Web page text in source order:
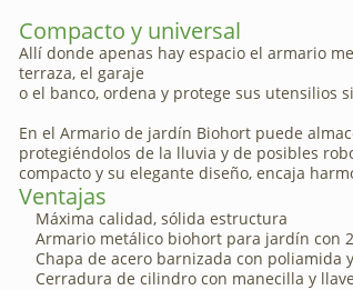
Compacto y universal
Allí donde apenas hay espacio el armario
terraza, el garaje
o el banco, ordena y protege sus utensilios
En el Armario de jardín Biohort puede
protegiéndolos de la lluvia y de posibles
compacto y su elegante diseño, encaja
Ventajas
Máxima calidad, sólida estructura
Armario metálico biohort para jardín con
Chapa de acero barnizada con poliamida
Cerradura de cilindro con manecilla y